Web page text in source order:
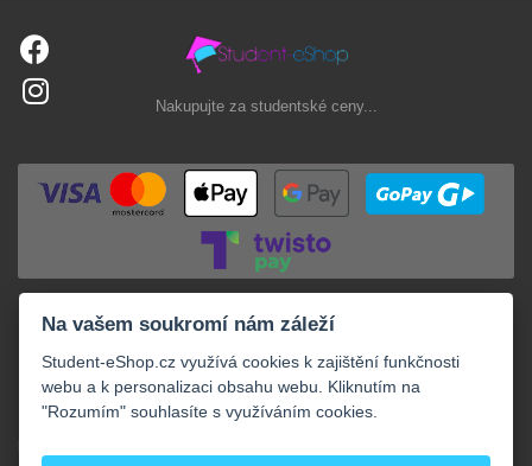
Nakupujte za studentské ceny...
Na vašem soukromí nám záleží
Student-eShop.cz využívá cookies k zajištění funkčnosti
webu a k personalizaci obsahu webu. Kliknutím na
"Rozumím" souhlasíte s využíváním cookies.